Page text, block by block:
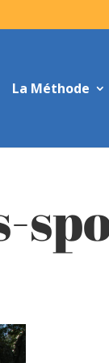
La Méthode